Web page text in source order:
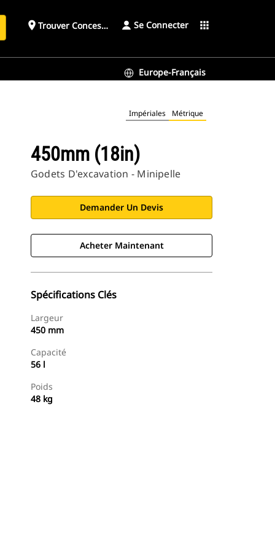
place Trouver ConcessionnaireSe Connecter apps
Europe-Français
Impériales Métrique
450mm (18in)
Godets D'excavation - Minipelle
Demander Un Devis
Acheter Maintenant
Spécifications Clés
Largeur
450 mm
Capacité
56 l
Poids
48 kg